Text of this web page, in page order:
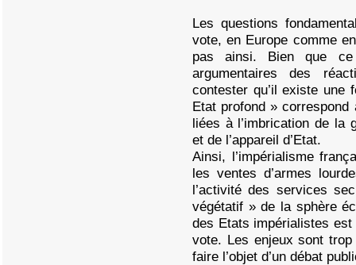
Les questions
vote, en Europe comme
pas ainsi. Bien que
argumentaires des
contester qu’il existe une
Etat profond »
liées à l’imbrication de la
et de l’appareil d’Etat.
Ainsi, l’impérialisme
les ventes d’armes
l’activité des services
végétatif » de la sphère
des Etats impérialistes
vote. Les enjeux sont
faire l’objet d’un débat